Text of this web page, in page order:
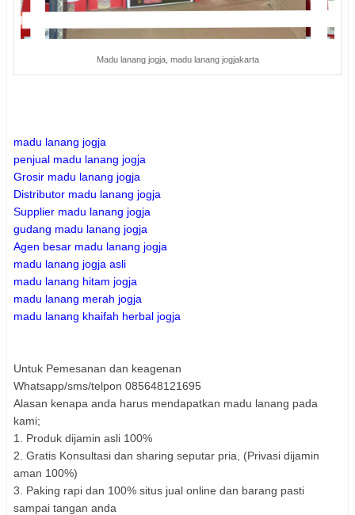
Madu lanang jogja, madu lanang jogjakarta
madu lanang jogja
penjual madu lanang jogja
Grosir madu lanang jogja
Distributor madu lanang jogja
Supplier madu lanang jogja
gudang madu lanang jogja
Agen besar madu lanang jogja
madu lanang jogja asli
madu lanang hitam jogja
madu lanang merah jogja
madu lanang khaifah herbal jogja
Untuk Pemesanan dan keagenan
Whatsapp/sms/telpon 085648121695
Alasan kenapa anda harus mendapatkan madu lanang pada
kami;
1. Produk dijamin asli 100%
2. Gratis Konsultasi dan sharing seputar pria, (Privasi dijamin
aman 100%)
3. Paking rapi dan 100% situs jual online dan barang pasti
sampai tangan anda